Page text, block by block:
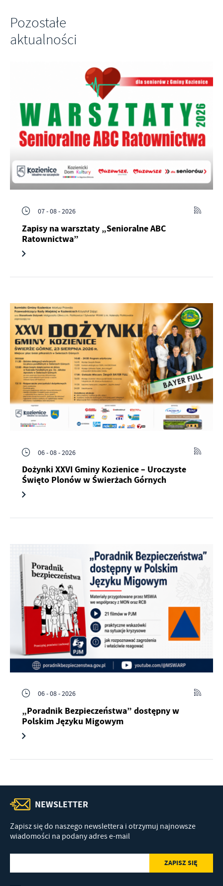
Pozostałe
aktualności
07 - 08 - 2026
Zapisy na warsztaty „Senioralne ABC
Ratownictwa”
06 - 08 - 2026
Dożynki XXVI Gminy Kozienice – Uroczyste
Święto Plonów w Świerżach Górnych
06 - 08 - 2026
„Poradnik Bezpieczeństwa” dostępny w
Polskim Języku Migowym
NEWSLETTER
Zapisz się do naszego newslettera i otrzymuj najnowsze
wiadomości na podany adres e-mail